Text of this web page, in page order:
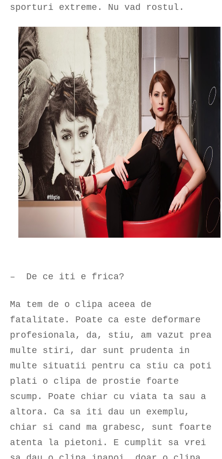
sporturi extreme. Nu vad rostul.
– De ce iti e frica?
Ma tem de o clipa aceea de
fatalitate. Poate ca este deformare
profesionala, da, stiu, am vazut prea
multe stiri, dar sunt prudenta in
multe situatii pentru ca stiu ca poti
plati o clipa de prostie foarte
scump. Poate chiar cu viata ta sau a
altora. Ca sa iti dau un exemplu,
chiar si cand ma grabesc, sunt foarte
atenta la pietoni. E cumplit sa vrei